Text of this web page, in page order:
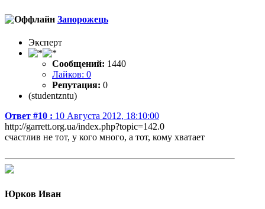
Запорожець
Эксперт
Сообщений: 1440
Лайков: 0
Репутация: 0
(studentzntu)
Ответ #10 : 10 Августа 2012, 18:10:00
http://garrett.org.ua/index.php?topic=142.0
счастлив не тот, у кого много, а тот, кому хватает
Юрков Иван